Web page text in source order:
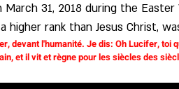
March 31, 2018 during the
higher rank than Jesus Christ,
devant l'humanité. Je dis: Oh Lucifer,
et il vit et règne pour les siècles des